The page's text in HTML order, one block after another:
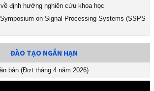
định hướng nghiên cứu khoa học
on Signal Processing Systems (SSPS
ĐÀO TẠO NGẮN HẠN
bản (Đợt tháng 4 năm 2026)